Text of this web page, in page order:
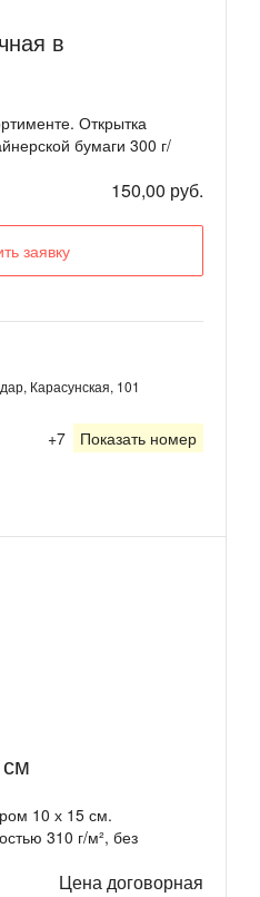
в
Открытка
бумаги 300 г/
150,00 руб.
заявку
Карасунская, 101
+7 Показать номер
10 х 15 см.
310 г/м², без
Цена договорная